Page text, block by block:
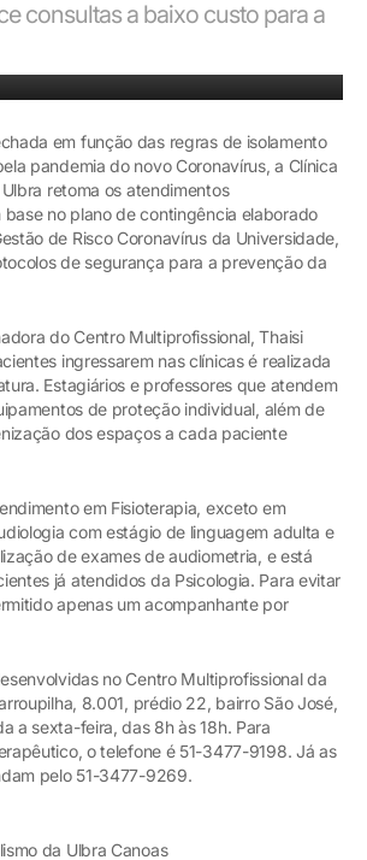
consultas a baixo custo para a
em função das regras de isolamento
pandemia do novo Coronavírus, a Clínica
retoma os atendimentos
no plano de contingência elaborado
de Risco Coronavírus da Universidade,
de segurança para a prevenção da
do Centro Multiprofissional, Thaisi
ingressarem nas clínicas é realizada
Estagiários e professores que atendem
de proteção individual, além de
dos espaços a cada paciente
em Fisioterapia, exceto em
com estágio de linguagem adulta e
de exames de audiometria, e está
já atendidos da Psicologia. Para evitar
apenas um acompanhante por
no Centro Multiprofissional da
8.001, prédio 22, bairro São José,
a sexta-feira, das 8h às 18h. Para
o telefone é 51-3477-9198. Já as
pelo 51-3477-9269.
da Ulbra Canoas